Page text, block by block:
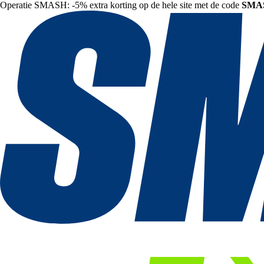
Operatie SMASH: -5% extra korting op de hele site met de code